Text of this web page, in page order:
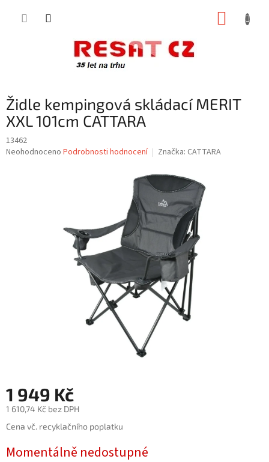
Židle kempingová skládací MERIT
XXL 101cm CATTARA
13462
Průměrné
Neohodnoceno Podrobnosti hodnocení Značka: CATTARA
1 949 Kč
1 610,74 Kč bez DPH
Měrná
Cena vč. recyklačního poplatku
Momentálně nedostupné